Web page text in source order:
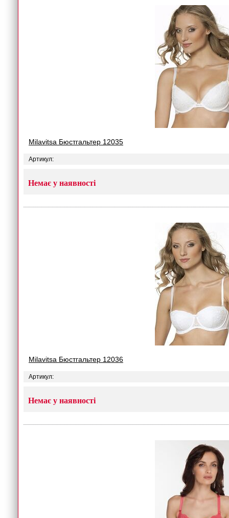
Milavitsa Бюстгальтер 12035
Артикул:
Немає у наявності
Milavitsa Бюстгальтер 12036
Артикул:
Немає у наявності